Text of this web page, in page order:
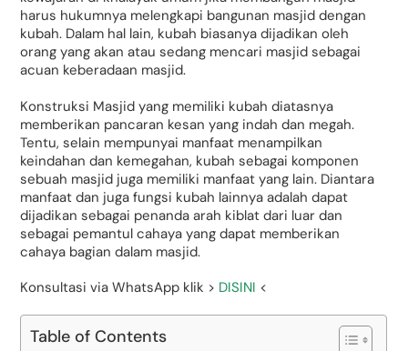
harus hukumnya melengkapi bangunan masjid dengan
kubah. Dalam hal lain, kubah biasanya dijadikan oleh
orang yang akan atau sedang mencari masjid sebagai
acuan keberadaan masjid.
Konstruksi Masjid yang memiliki kubah diatasnya
memberikan pancaran kesan yang indah dan megah.
Tentu, selain mempunyai manfaat menampilkan
keindahan dan kemegahan, kubah sebagai komponen
sebuah masjid juga memiliki manfaat yang lain. Diantara
manfaat dan juga fungsi kubah lainnya adalah dapat
dijadikan sebagai penanda arah kiblat dari luar dan
sebagai pemantul cahaya yang dapat memberikan
cahaya bagian dalam masjid.
Konsultasi via WhatsApp klik > DISINI <
Table of Contents